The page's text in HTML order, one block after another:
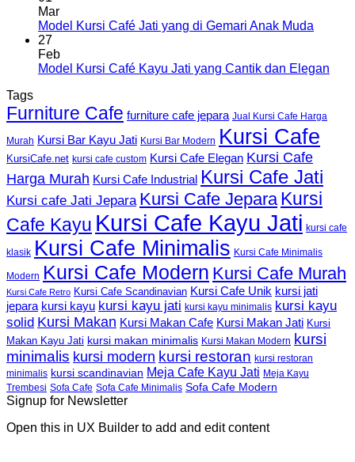
Mar
Model Kursi Café Jati yang di Gemari Anak Muda
27
Feb
Model Kursi Café Kayu Jati yang Cantik dan Elegan
Tags
Furniture Cafe furniture cafe jepara Jual Kursi Cafe Harga
Murah Kursi Bar Kayu Jati Kursi Bar Modern Kursi Cafe
KursiCafe.net kursi cafe custom Kursi Cafe Elegan Kursi Cafe
Harga Murah Kursi Cafe Industrial Kursi Cafe Jati
Kursi cafe Jati Jepara Kursi Cafe Jepara Kursi
Cafe Kayu Kursi Cafe Kayu Jati kursi cafe
klasik Kursi Cafe Minimalis Kursi Cafe Minimalis
Modern Kursi Cafe Modern Kursi Cafe Murah
Kursi Cafe Retro Kursi Cafe Scandinavian Kursi Cafe Unik kursi jati
jepara kursi kayu kursi kayu jati kursi kayu minimalis kursi kayu
solid Kursi Makan Kursi Makan Cafe Kursi Makan Jati Kursi
Makan Kayu Jati kursi makan minimalis Kursi Makan Modern
kursi
minimalis kursi modern kursi restoran kursi restoran
minimalis kursi scandinavian Meja Cafe Kayu Jati Meja Kayu
Trembesi Sofa Cafe Sofa Cafe Minimalis Sofa Cafe Modern
Signup for Newsletter
Open this in UX Builder to add and edit content